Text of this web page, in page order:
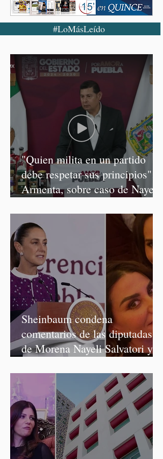
#LoMásLeído
"Quien milita en un partido
debe respetar sus principios":
Armenta, sobre caso de Nayeli
Sheinbaum condena
comentarios de las diputadas
de Morena Nayeli Salvatori y